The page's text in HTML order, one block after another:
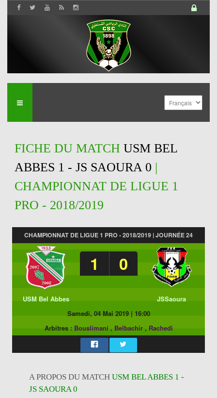
FICHE DU MATCH USM BEL
ABBES 1 - JS SAOURA 0 |
CHAMPIONNAT DE LIGUE 1
PRO - 2018/2019
CHAMPIONNAT DE LIGUE 1 PRO - 2018/2019 | JOURNÉE 24
1 0
USM Bel Abbes
JSSaoura
Samedi, 04 Mai 2019| 16:00
Arbitres : Bouslimani , Belbachir, Rachedi
A PROPOS DU MATCH USM BEL ABBES 1 -
JS SAOURA 0